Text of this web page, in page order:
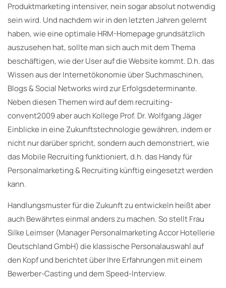
Produktmarketing intensiver, nein sogar absolut notwendig
sein wird. Und nachdem wir in den letzten Jahren gelernt
haben, wie eine optimale HRM-Homepage grundsätzlich
auszusehen hat, sollte man sich auch mit dem Thema
beschäftigen, wie der User auf die Website kommt. D.h. das
Wissen aus der Internetökonomie über Suchmaschinen,
Blogs & Social Networks wird zur Erfolgsdeterminante.
Neben diesen Themen wird auf dem recruiting-
convent2009 aber auch Kollege Prof. Dr. Wolfgang Jäger
Einblicke in eine Zukunftstechnologie gewähren, indem er
nicht nur darüber spricht, sondern auch demonstriert, wie
das Mobile Recruiting funktioniert, d.h. das Handy für
Personalmarketing & Recruiting künftig eingesetzt werden
kann.
Handlungsmuster für die Zukunft zu entwickeln heißt aber
auch Bewährtes einmal anders zu machen. So stellt Frau
Silke Leimser (Manager Personalmarketing Accor Hotellerie
Deutschland GmbH) die klassische Personalauswahl auf
den Kopf und berichtet über Ihre Erfahrungen mit einem
Bewerber-Casting und dem Speed-Interview.